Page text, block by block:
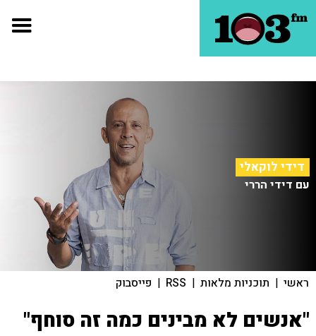
דידי לוקאלי
עם דידי הררי
ראשי | תוכניות מלאות |
RSS
| פייסבוק
"אנשים לא מבינים כמה זה סוחף"